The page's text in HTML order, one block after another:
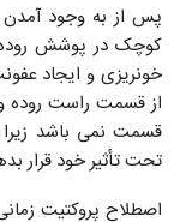
پس از به وجود
کوچک در پوشش
خونریزی و ایجاد
از قسمت راست روده
قسمت نمی باشد زیرا
تحت تأثیر خود قرار